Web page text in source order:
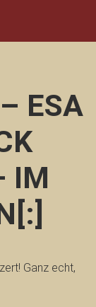
ESA
IM
Ganz echt,